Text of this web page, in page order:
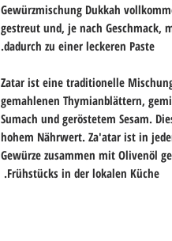
Gewürzmischung Dukkah
gestreut und, je nach Geschmack,
dadurch zu einer leckeren Paste.
Zatar ist eine traditionelle
gemahlenen Thymianblättern,
Sumach und geröstetem Sesam.
hohem Nährwert. Za'atar ist in
Gewürze zusammen mit Olivenöl
Frühstücks in der lokalen Küche.